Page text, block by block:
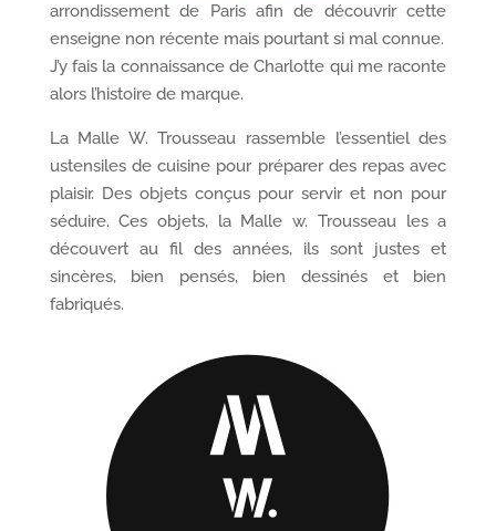
arrondissement de Paris afin de découvrir cette
enseigne non récente mais pourtant si mal connue.
J’y fais la connaissance de Charlotte qui me raconte
alors l’histoire de marque.
La Malle W. Trousseau rassemble l’essentiel des
ustensiles de cuisine pour préparer des repas avec
plaisir. Des objets conçus pour servir et non pour
séduire. Ces objets, la Malle w. Trousseau les a
découvert au fil des années, ils sont justes et
sincères, bien pensés, bien dessinés et bien
fabriqués.